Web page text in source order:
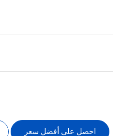
احصل على أفضل سعر